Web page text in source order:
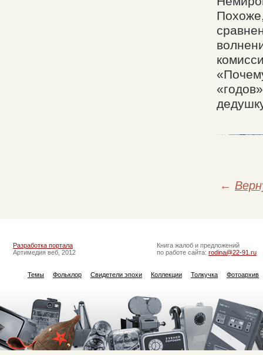
←
Разработка портала
Артимедия веб, 2012
Книга жалоб и предложений
по работе сайта: rodina@22-91.ru
Темы Фольклор Свидетели эпохи Коллекции Толкучка Фотоархив